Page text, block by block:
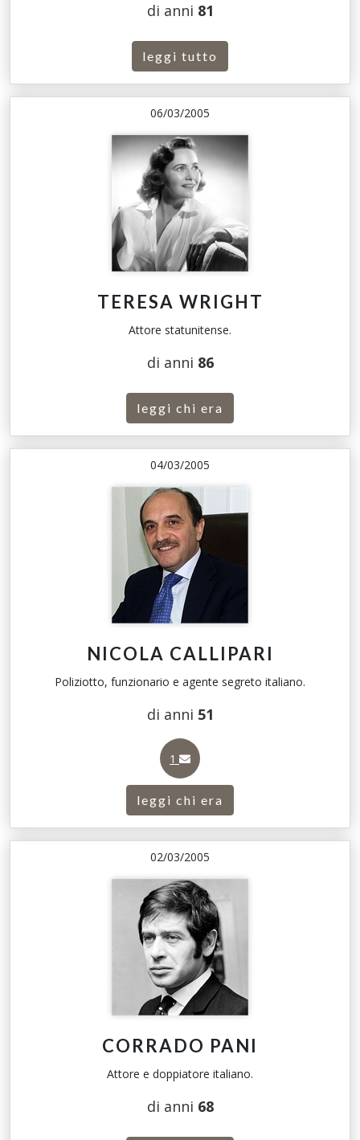
di anni 81
leggi tutto
06/03/2005
TERESA WRIGHT
Attore statunitense.
di anni 86
leggi chi era
04/03/2005
NICOLA CALLIPARI
Poliziotto, funzionario e agente segreto italiano.
di anni 51
1
leggi chi era
02/03/2005
CORRADO PANI
Attore e doppiatore italiano.
di anni 68